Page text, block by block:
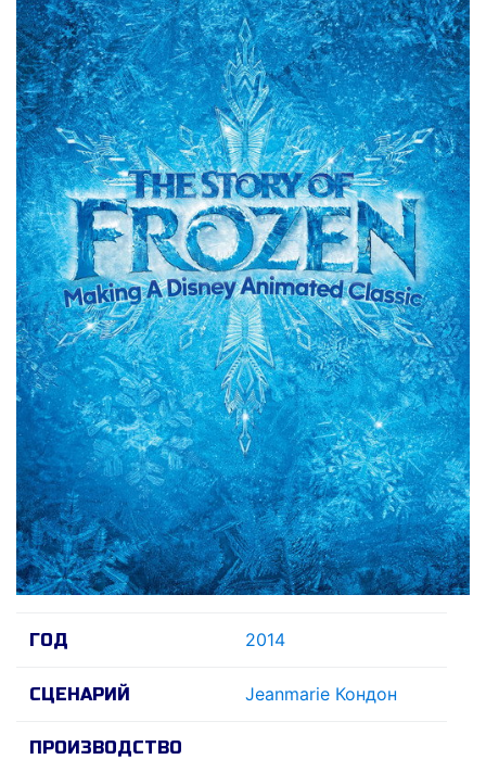
ГОД 2014
СЦЕНАРИЙ Jeanmarie Кондон
ПРОИЗВОДСТВО